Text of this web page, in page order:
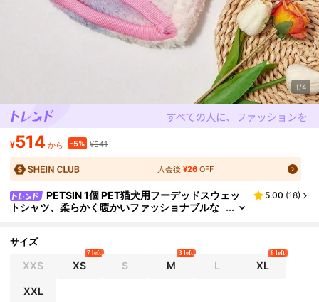
1/4
¥514 から -5% ¥541
入会後¥26 OFF
PETSIN 1個 PET猫犬用フーデッドスウェッ
トシャツ、柔らかく暖かいファッショナブルな
5.00 (18)
サイズ
XXS XS
7 left
S M
3 left
L XL
6 left
XXL